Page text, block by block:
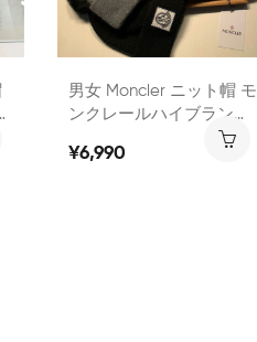
男女 Moncler ニット帽 モ
ンクレールハイブランド
キャップハット激安コピ
ーブランドニット帽子冬
¥6,990